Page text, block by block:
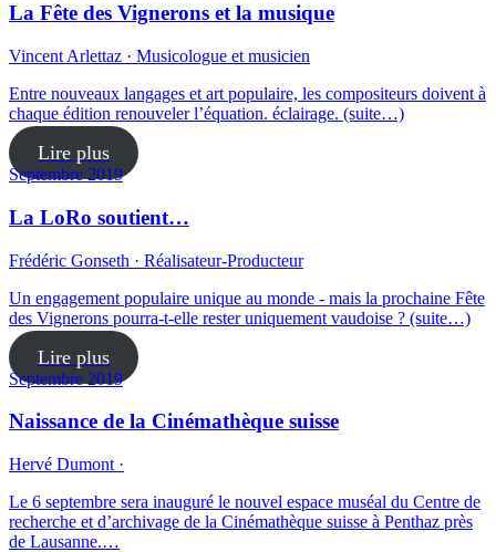
La Fête des Vignerons et la musique
Vincent Arlettaz · Musicologue et musicien
Entre nouveaux langages et art populaire, les compositeurs doivent à
chaque édition renouveler l’équation. éclairage. (suite…)
Lire plus
Septembre 2019
La LoRo soutient…
Frédéric Gonseth · Réalisateur-Producteur
Un engagement populaire unique au monde - mais la prochaine Fête
des Vignerons pourra-t-elle rester uniquement vaudoise ? (suite…)
Lire plus
Septembre 2019
Naissance de la Cinémathèque suisse
Hervé Dumont ·
Le 6 septembre sera inauguré le nouvel espace muséal du Centre de
recherche et d’archivage de la Cinémathèque suisse à Penthaz près
de Lausanne.…